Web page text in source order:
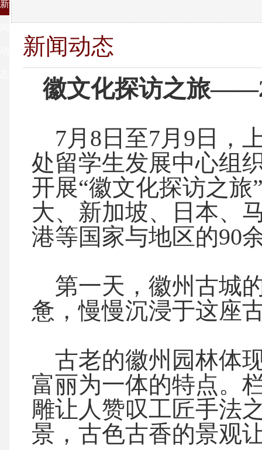
新
新闻动态
徽文化探访之旅
7月8日至7月9日，
处留学生发展中心组
开展“徽文化探访之
大、新加坡、日本、
港等国家与地区的90
第一天，徽州古城
惫，慢慢沉浸于这座
古老的徽州园林体
富丽为一体的特点。
雕让人赞叹工匠手法
景，古色古香的景观